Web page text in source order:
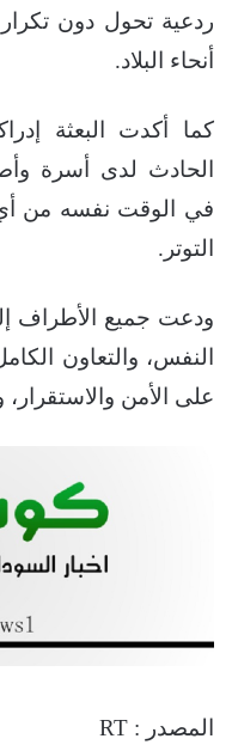
ردعية تحول دون
أنحاء البلاد.
كما أكدت البعثة
الحادث لدى أسرة
في الوقت نفسه من
التوتر.
ودعت جميع الأطراف
النفس، والتعاون
على الأمن
المصدر : RT